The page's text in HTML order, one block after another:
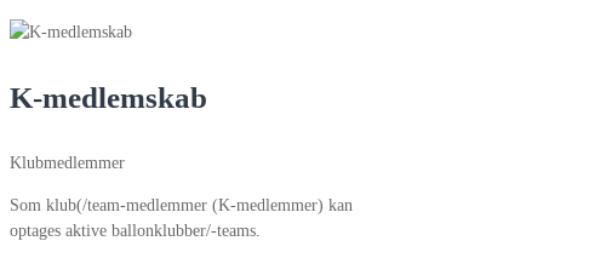
K-medlemskab
Klubmedlemmer
Som klub(/team-medlemmer (K-medlemmer) kan
optages aktive ballonklubber/-teams.